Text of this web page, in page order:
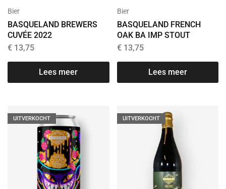
Bier
BASQUELAND BREWERS
CUVÉE 2022
€ 13,75
Lees meer
Bier
BASQUELAND FRENCH
OAK BA IMP STOUT
€13,75
Lees meer
UITVERKOCHT UITVERKOCHT